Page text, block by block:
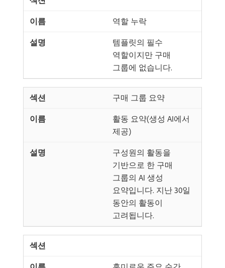
역할 누락
템플릿의 필수
역할이지만 구매
그룹에 없습니다.
구매 그룹 요약
활동 요약(생성 AI에서
제공)
구성원의 활동을
기반으로 한 구매
그룹의 AI 생성
요약입니다. 지난 30일
동안의 활동이
고려됩니다.